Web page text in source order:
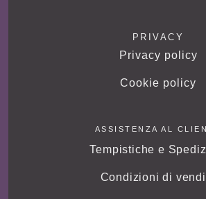
PRIVACY
Privacy policy
Cookie policy
ASSISTENZA AL
Tempistiche e
Condizioni di